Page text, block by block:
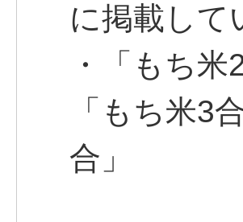
に掲載して
・「もち
「もち米3
合」